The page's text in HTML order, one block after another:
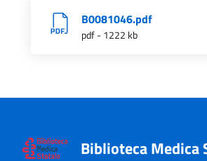
B0081046.pdf
pdf - 1222 kb
Biblioteca Medica